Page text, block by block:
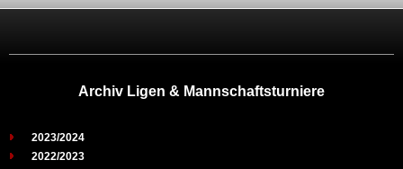
Archiv Ligen & Mannschaftsturniere
2023/2024
2022/2023